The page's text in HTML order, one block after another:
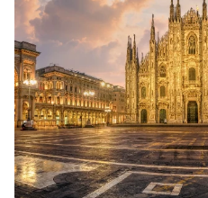
Louer Un Jet